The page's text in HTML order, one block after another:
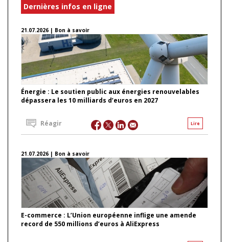
Dernières infos en ligne
21.07.2026 | Bon à savoir
Énergie : Le soutien public aux énergies renouvelables
dépassera les 10 milliards d’euros en 2027
Lire
Réagir
21.07.2026 | Bon à savoir
E-commerce : L’Union européenne inflige une amende
record de 550 millions d’euros à AliExpress